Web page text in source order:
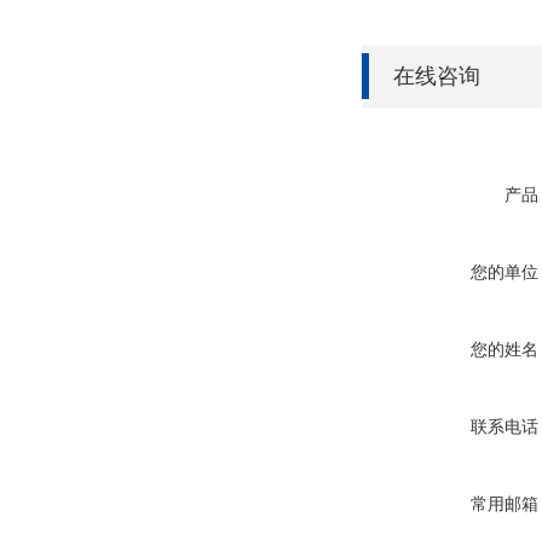
在线咨询
产品
您的单位
您的姓名
联系电话
常用邮箱